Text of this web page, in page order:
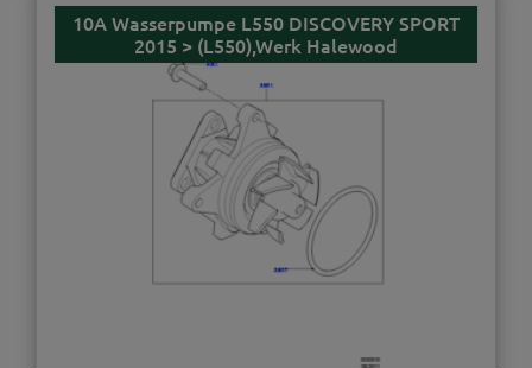
10A Wasserpumpe L550 DISCOVERY SPORT
2015 > (L550),Werk Halewood